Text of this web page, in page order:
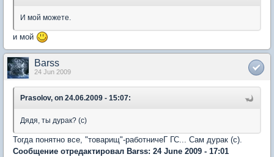
И мой можете.
и мой
Barss
24 Jun 2009
Prasolov, on 24.06.2009 - 15:07:
Дядя, ты дурак? (с)
Тогда понятно все, "товарищ"-работничеГ ГС... Сам дурак (с).
Сообщение отредактировал Barss: 24 June 2009 - 17:01